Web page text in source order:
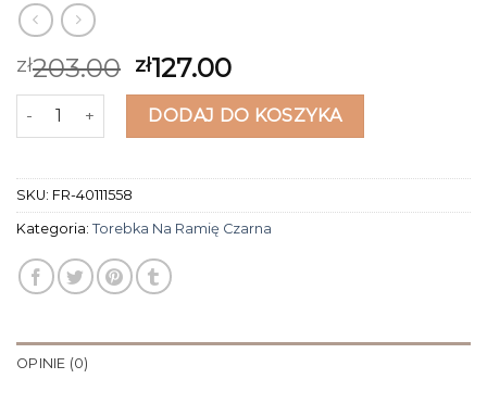
zł203.00 zł127.00
ilość torebka na ramię czarnaDODAJ DO KOSZYKA
SKU: FR-40111558
Kategoria: Torebka Na Ramię Czarna
OPINIE (0)